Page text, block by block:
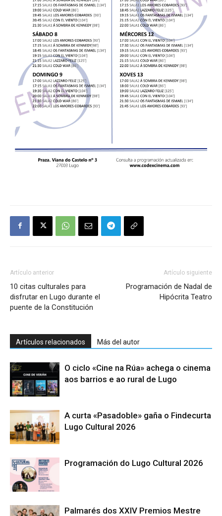
Artículo anterior
10 citas culturales para
disfrutar en Lugo durante el
puente de la Constitución
Artículo siguiente
Programación de Nadal de
Hipócrita Teatro
Artículos relacionados Más del autor
O ciclo «Cine na Rúa» achega o cinema
aos barrios e ao rural de Lugo
A curta «Pasadoble» gaña o Findecurta
Lugo Cultural 2026
Programación do Lugo Cultural 2026
Palmarés dos XXIV Premios Mestre